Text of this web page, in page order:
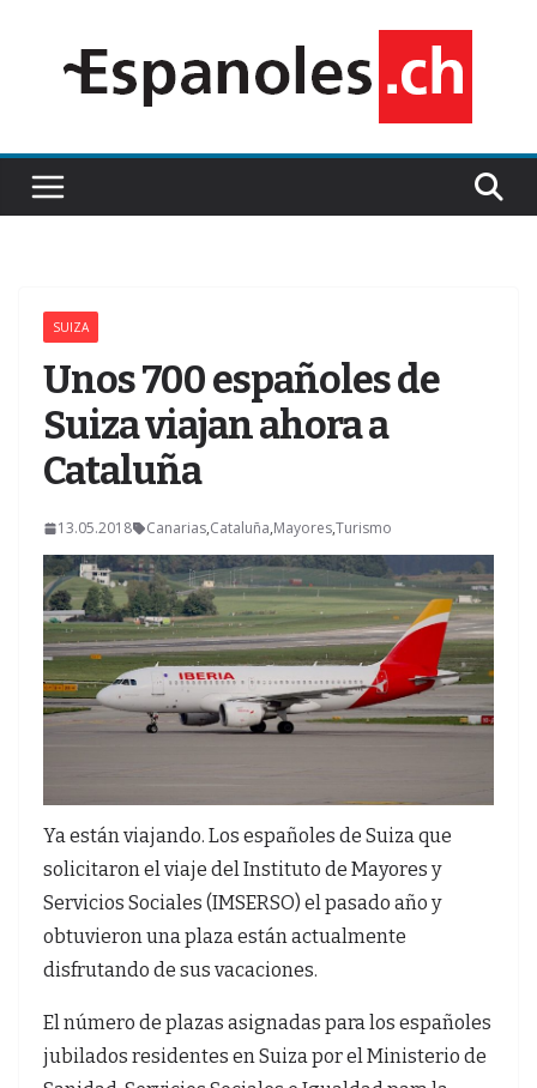
contenido
SUIZA
Unos 700 españoles de
Suiza viajan ahora a
Cataluña
13.05.2018 Canarias,Cataluña,Mayores,Turismo
Ya están viajando. Los españoles de Suiza que
solicitaron el viaje del Instituto de Mayores y
Servicios Sociales (IMSERSO) el pasado año y
obtuvieron una plaza están actualmente
disfrutando de sus vacaciones.
El número de plazas asignadas para los españoles
jubilados residentes en Suiza por el Ministerio de